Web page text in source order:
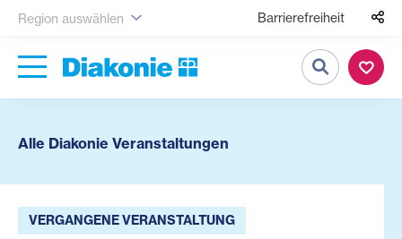
Region auswählen Barrierefreiheit
Suche
Alle Diakonie Veranstaltungen
VERGANGENE VERANSTALTUNG